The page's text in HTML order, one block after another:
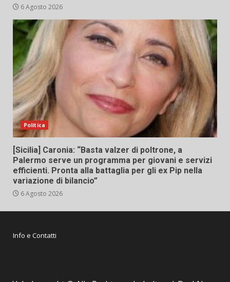
6 Agosto 2026
Politica
[Sicilia] Caronia: “Basta valzer di poltrone, a
Palermo serve un programma per giovani e servizi
efficienti. Pronta alla battaglia per gli ex Pip nella
variazione di bilancio”
6 Agosto 2026
Info e Contatti